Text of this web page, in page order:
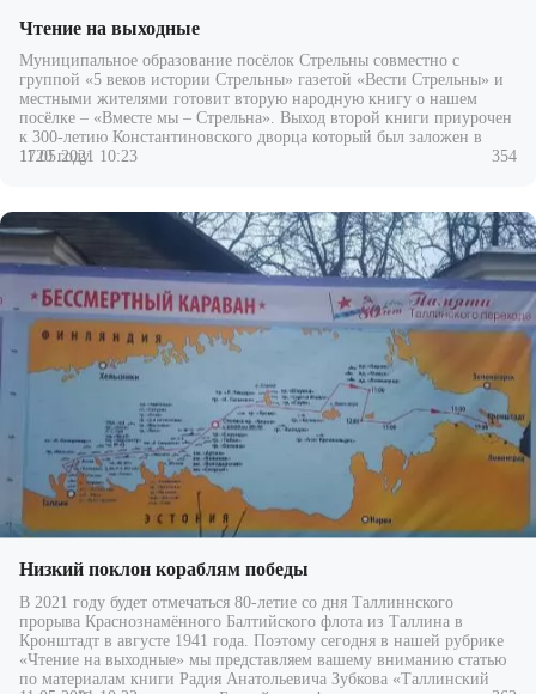
Чтение на выходные
Муниципальное образование посёлок Стрельны совместно с
группой «5 веков истории Стрельны» газетой «Вести Стрельны» и
местными жителями готовит вторую народную книгу о нашем
посёлке – «Вместе мы – Стрельна». Выход второй книги приурочен
к 300-летию Константиновского дворца который был заложен в
1720 году.
11.05.2021 10:23 354
Низкий поклон кораблям победы
В 2021 году будет отмечаться 80-летие со дня Таллиннского
прорыва Краснознамённого Балтийского флота из Таллина в
Кронштадт в августе 1941 года. Поэтому сегодня в нашей рубрике
«Чтение на выходные» мы представляем вашему вниманию статью
по материалам книги Радия Анатольевича Зубкова «Таллинский